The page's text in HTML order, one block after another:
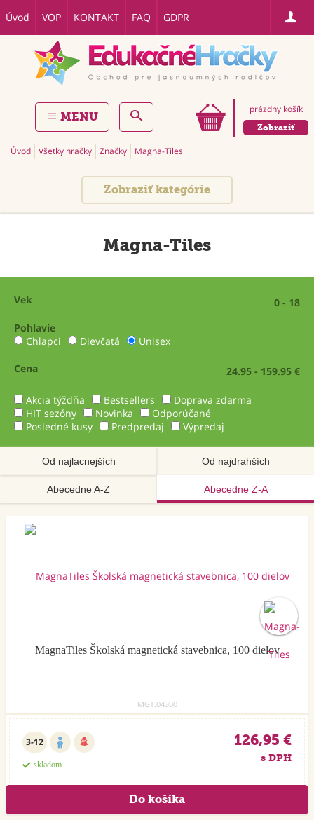
Úvod VOP KONTAKT FAQ GDPR
prázdny košík
Zobraziť
MENU
Úvod Všetky hračky Značky Magna-Tiles
Zobraziť kategórie
Magna-Tiles
Vek
0 - 18
Pohlavie
Chlapci
Dievčatá Unisex
Cena 24.95 - 159.95 €
Akcia týždňa Bestsellers
Doprava zdarma
HIT sezóny
Novinka
Odporúčané
Posledné kusy
Predpredaj Výpredaj
Od najlacnejších Od najdrahších
Abecedne A-Z Abecedne Z-A
MagnaTiles Školská magnetická stavebnica, 100 dielov
MGT.04300
3-12
skladom
126,95 €
s DPH